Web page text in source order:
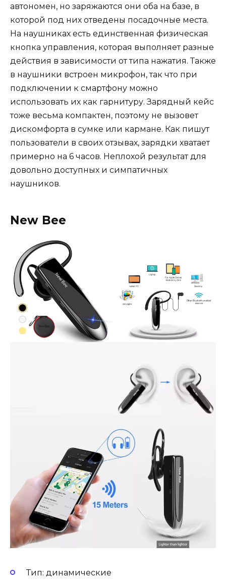
автономен, но заряжаются они оба на базе, в
которой под них отведены посадочные места.
На наушниках есть единственная физическая
кнопка управления, которая выполняет разные
действия в зависимости от типа нажатия. Также
в наушники встроен микрофон, так что при
подключении к смартфону можно
использовать их как гарнитуру. Зарядный кейс
тоже весьма компактен, поэтому не вызовет
дискомфорта в сумке или кармане. Как пишут
пользователи в своих отзывах, зарядки хватает
примерно на 6 часов. Неплохой результат для
довольно доступных и симпатичных
наушников.
New Bee
Тип: динамические